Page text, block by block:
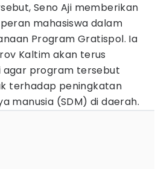
Seno Aji memberikan
mahasiswa dalam
Program Gratispol. Ia
Kaltim akan terus
agar program tersebut
terhadap peningkatan
manusia (SDM) di daerah.